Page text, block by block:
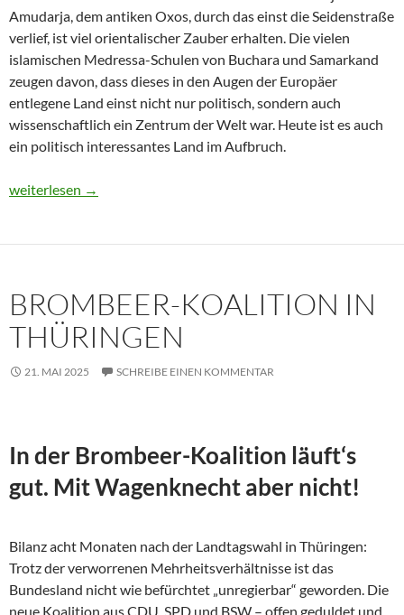
Amudarja, dem antiken Oxos, durch das einst die Seidenstraße
verlief, ist viel orientalischer Zauber erhalten. Die vielen
islamischen Medressa-Schulen von Buchara und Samarkand
zeugen davon, dass dieses in den Augen der Europäer
entlegene Land einst nicht nur politisch, sondern auch
wissenschaftlich ein Zentrum der Welt war. Heute ist es auch
ein politisch interessantes Land im Aufbruch.
Usbekistan 2025: Unterwegs in einem Land im Aufbruch
weiterlesen →
BROMBEER-KOALITION IN
THÜRINGEN
21. MAI 2025 SCHREIBE EINEN KOMMENTAR
In der Brombeer-Koalition läuft‘s
gut. Mit Wagenknecht aber nicht!
Bilanz acht Monaten nach der Landtagswahl in Thüringen:
Trotz der verworrenen Mehrheitsverhältnisse ist das
Bundesland nicht wie befürchtet „unregierbar“ geworden. Die
neue Koalition aus CDU, SPD und BSW – offen geduldet und